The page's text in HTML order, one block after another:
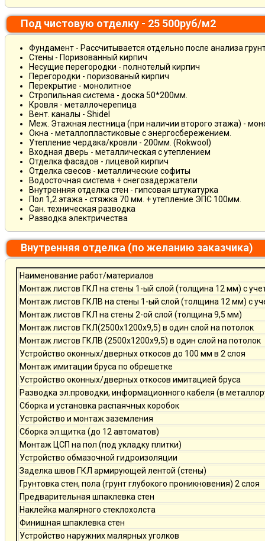
Под чистовую отделку - 25 500руб/м2
Фундамент - Рассчитывается отдельно после анализа
Стены - Поризованный кирпич
Несущие перегородки - полнотелый кирпич
Перегородки - поризованый кирпич
Перекрытие - монолитное
Стропильная система - доска 50*200мм.
Кровля - металлочерепица
Вент. каналы - Shidel
Меж. Этажная лестница (при наличии второго этажа) -
Окна - металлопластиковые с энергосбережением.
Утепление чердака/кровли - 200мм. (Rokwool)
Входная дверь - металлическая с утеплением
Отделка фасадов - лицевой кирпич
Отделка свесов - металлические софиты
Водосточная система + снегозадержатели
Внутренняя отделка стен - гипсовая штукатурка
Пол 1,2 этажа - стяжка 70 мм. + утепление ЭПС 100мм.
Сан. техническая разводка
Разводка электричества
Внутренняя отделка (по желанию заказчика)
Наименование работ/материалов
Монтаж листов ГКЛ на стены 1-ый слой (толщина 12 мм) с
Монтаж листов ГКЛВ на стены 1-ый слой (толщина 12 мм) с
Монтаж листов ГКЛ на стены 2-ой слой (толщина 9,5 мм)
Монтаж листов ГКЛ(2500х1200х9,5) в один слой на потолок
Монтаж листов ГКЛВ (2500х1200х9,5) в один слой на потолок
Устройство оконных/дверных откосов до 100 мм в 2 слоя
Монтаж имитации бруса по обрешетке
Устройство оконных/дверных откосов имитацией бруса
Разводка эл.проводки, информационного кабеля (в
Сборка и установка распаячных коробок
Устройство и монтаж заземления
Сборка эл.щитка (до 12 автоматов)
Монтаж ЦСП на пол (под укладку плитки)
Устройство обмазочной гидроизоляции
Заделка швов ГКЛ армирующей лентой (стены)
Грунтовка стен, пола (грунт глубокого проникновения) 2 слоя
Предварительная шпаклевка стен
Наклейка малярного стеклохолста
Финишная шпаклевка стен
Устройство наружних малярных уголков